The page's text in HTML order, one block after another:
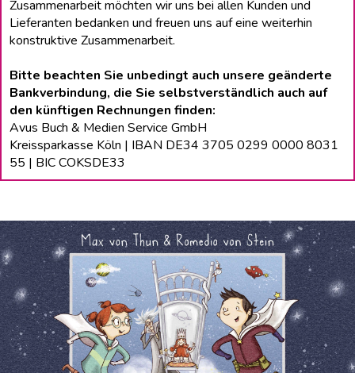
Zusammenarbeit möchten wir uns bei allen Kunden und
Lieferanten bedanken und freuen uns auf eine weiterhin
konstruktive Zusammenarbeit.
Bitte beachten Sie unbedingt auch unsere geänderte
Bankverbindung, die Sie selbstverständlich auch auf
den künftigen Rechnungen finden:
Avus Buch & Medien Service GmbH
Kreissparkasse Köln | IBAN DE34 3705 0299 0000 8031
55 | BIC COKSDE33